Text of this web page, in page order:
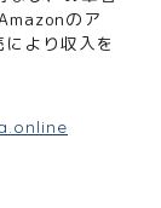
のア
より収入を